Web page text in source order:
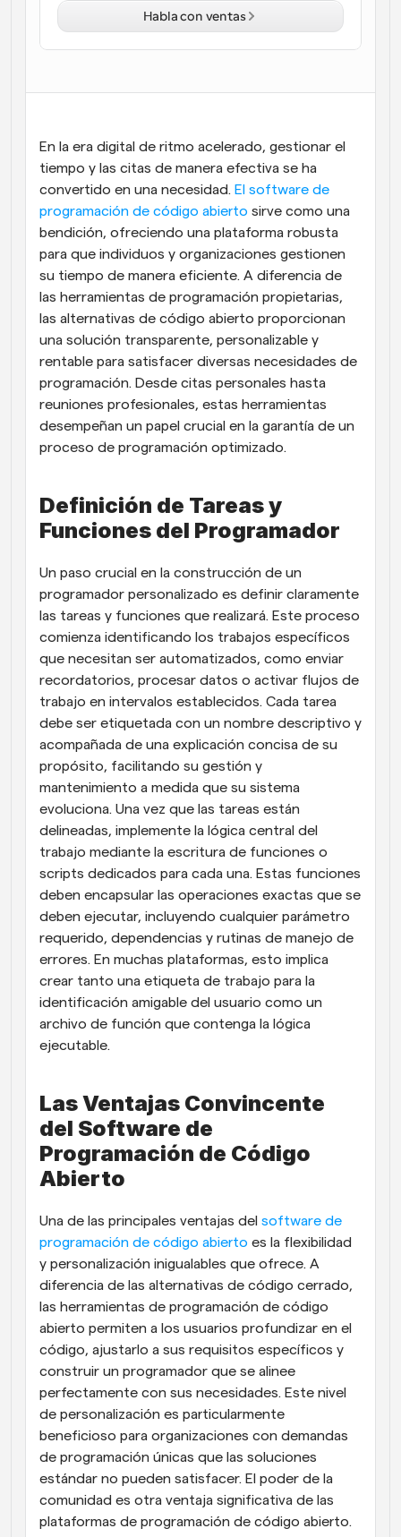
Flujos de trabajo
Automatiza la programación y los recordatorios
Reuniones Instantáneas
Reúnete con clientes en minutos
Enlaces de Grupo Dinámico
Reserva reuniones de forma fluida con varias personas
Webhooks
Recibe notificaciones cuando ocurra algo
En la era digital de ritmo acelerado, gestionar el
tiempo y las citas de manera efectiva se ha
convertido en una necesidad. El software de
programación de código abierto sirve como una
bendición, ofreciendo una plataforma robusta
para que individuos y organizaciones gestionen
su tiempo de manera eficiente. A diferencia de
las herramientas de programación propietarias,
las alternativas de código abierto proporcionan
una solución transparente, personalizable y
rentable para satisfacer diversas necesidades de
programación. Desde citas personales hasta
reuniones profesionales, estas herramientas
desempeñan un papel crucial en la garantía de un
proceso de programación optimizado.
Definición de Tareas y
Funciones del Programador
Un paso crucial en la construcción de un
programador personalizado es definir claramente
las tareas y funciones que realizará. Este proceso
comienza identificando los trabajos específicos
que necesitan ser automatizados, como enviar
recordatorios, procesar datos o activar flujos de
trabajo en intervalos establecidos. Cada tarea
debe ser etiquetada con un nombre descriptivo y
acompañada de una explicación concisa de su
propósito, facilitando su gestión y
mantenimiento a medida que su sistema
evoluciona. Una vez que las tareas están
delineadas, implemente la lógica central del
trabajo mediante la escritura de funciones o
scripts dedicados para cada una. Estas funciones
deben encapsular las operaciones exactas que se
deben ejecutar, incluyendo cualquier parámetro
requerido, dependencias y rutinas de manejo de
errores. En muchas plataformas, esto implica
crear tanto una etiqueta de trabajo para la
identificación amigable del usuario como un
archivo de función que contenga la lógica
ejecutable.
Las Ventajas Convincente
del Software de
Programación de Código
Abierto
Una de las principales ventajas del software de
programación de código abierto es la flexibilidad
y personalización inigualables que ofrece. A
diferencia de las alternativas de código cerrado,
las herramientas de programación de código
abierto permiten a los usuarios profundizar en el
código, ajustarlo a sus requisitos específicos y
construir un programador que se alinee
perfectamente con sus necesidades. Este nivel
de personalización es particularmente
beneficioso para organizaciones con demandas
de programación únicas que las soluciones
estándar no pueden satisfacer. El poder de la
comunidad es otra ventaja significativa de las
plataformas de programación de código abierto.
Habla con ventas